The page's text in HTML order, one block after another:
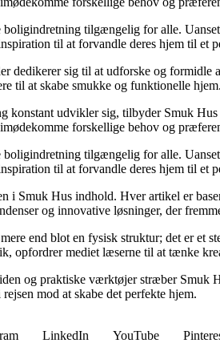
tilgængelig for alle.
til at forvandle deres hjem til et
dedikerer sig til at udforske og
til at skabe smukke og funktionelle
konstant udvikler sig, tilbyder Smuk
forskellige behov og
tilgængelig for alle.
til at forvandle deres hjem til et
i Smuk Hus indhold. Hver artikel er
og innovative løsninger, der
end blot en fysisk struktur; det er
opfordrer mediet læserne til at tænke
og praktiske værktøjer stræber Smuk
mod at skabe det perfekte hjem.
LinkedIn YouTube